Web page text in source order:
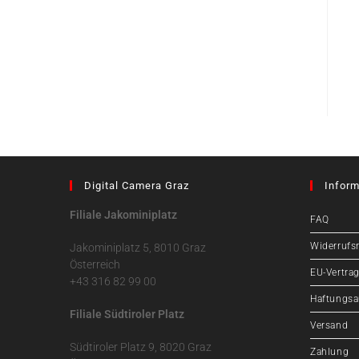
Digital Camera Graz
Filiale Jakominiplatz
Jakominiplatz 5, 8010 Graz
Österreich
+43 316 82 99 00
Filiale Südtiroler Platz
Südtiroler Platz 9, 8020 Graz
FAQ
EU-
Versand
Zahlung